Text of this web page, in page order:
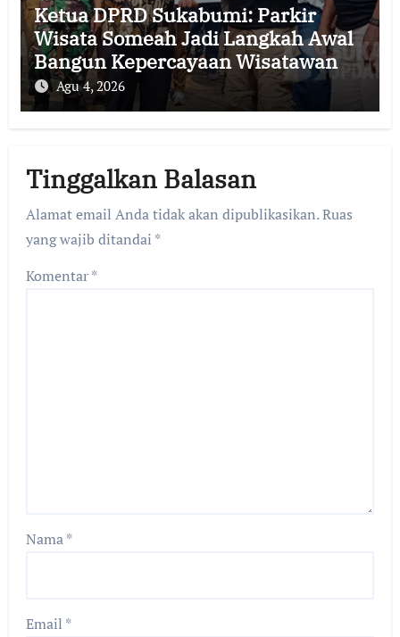
Ketua DPRD Sukabumi: Parkir
Wisata Someah Jadi Langkah Awal
Bangun Kepercayaan Wisatawan
Agu 4, 2026
Tinggalkan Balasan
Alamat email Anda tidak akan dipublikasikan.Ruas
yang wajib ditandai *
Komentar*
Nama*
Email *